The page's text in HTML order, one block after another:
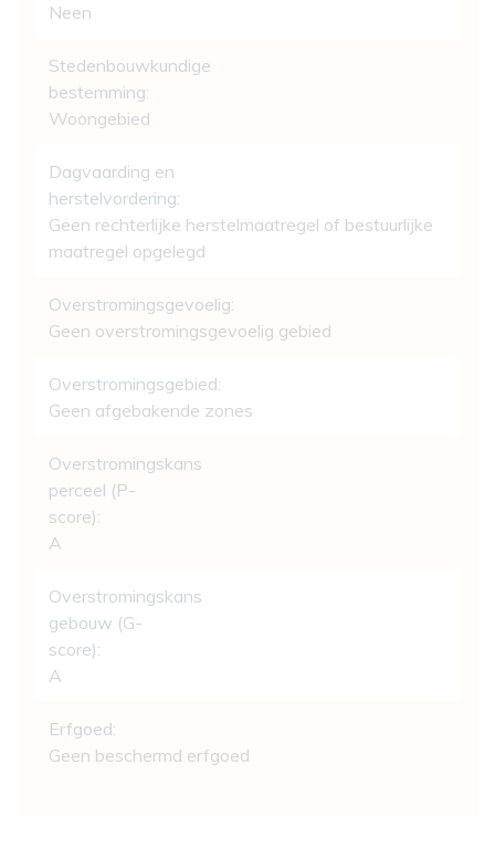
Neen
Stedenbouwkundige
bestemming:
Woongebied
Dagvaarding en
herstelvordering:
Geen rechterlijke herstelmaatregel of bestuurlijke
maatregel opgelegd
Overstromingsgevoelig:
Geen overstromingsgevoelig gebied
Overstromingsgebied:
Geen afgebakende zones
Overstromingskans
perceel (P-
score):
A
Overstromingskans
gebouw (G-
score):
A
Erfgoed:
Geen beschermd erfgoed